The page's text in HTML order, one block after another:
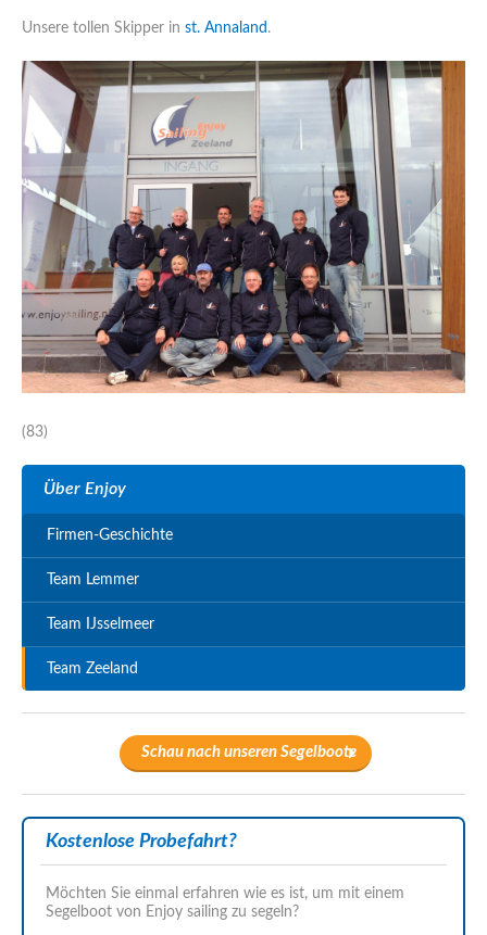
Unsere tollen Skipper in st. Annaland .
(83)
Über Enjoy
Firmen-Geschichte
Team Lemmer
Team IJsselmeer
Team Zeeland
Schau nach unseren Segelboote
Kostenlose Probefahrt?
Möchten Sie einmal erfahren wie es ist, um mit einem
Segelboot von Enjoy sailing zu segeln?